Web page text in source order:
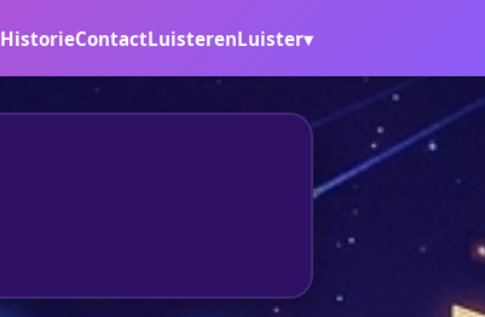
HistorieContactLuisterenLuister▾